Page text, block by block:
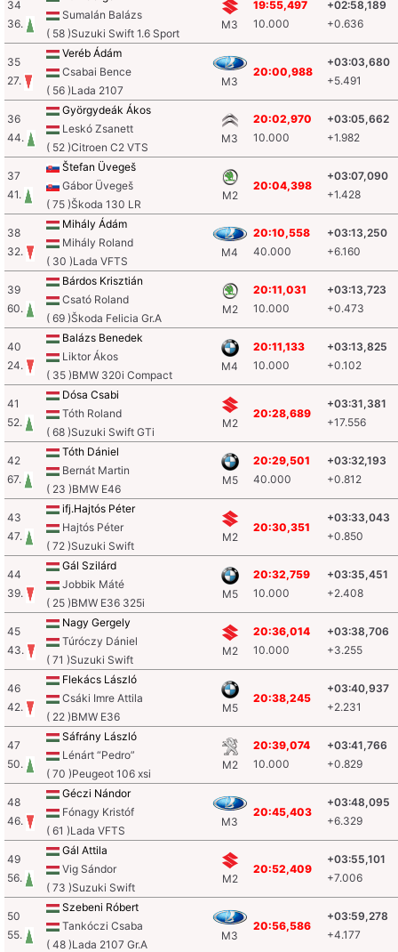
34
36.
Sumalán Balázs
( 58 )Suzuki Swift 1.6 Sport
M3
19:55,497
10.000
+02:58,189
+0.636
35
27.
Veréb Ádám
Csabai Bence
( 56 )Lada 2107
M3
20:00,988
+03:03,680
+5.491
36
44.
Györgydeák Ákos
Leskó Zsanett
( 52 )Citroen C2 VTS
M3
20:02,970
10.000
+03:05,662
+1.982
37
41.
Štefan Üvegeš
Gábor Üvegeš
( 75 )Škoda 130 LR
M2
20:04,398
+03:07,090
+1.428
38
32.
Mihály Ádám
Mihály Roland
( 30 )Lada VFTS
M4
20:10,558
40.000
+03:13,250
+6.160
39
60.
Bárdos Krisztián
Csató Roland
( 69 )Škoda Felicia Gr.A
M2
20:11,031
10.000
+03:13,723
+0.473
40
24.
Balázs Benedek
Liktor Ákos
( 35 )BMW 320i Compact
M4
20:11,133
10.000
+03:13,825
+0.102
41
52.
Dósa Csabi
Tóth Roland
( 68 )Suzuki Swift GTi
M2
20:28,689
+03:31,381
+17.556
42
67.
Tóth Dániel
Bernát Martin
( 23 )BMW E46
M5
20:29,501
40.000
+03:32,193
+0.812
43
47.
ifj.Hajtós Péter
Hajtós Péter
( 72 )Suzuki Swift
M2
20:30,351
+03:33,043
+0.850
44
39.
Gál Szilárd
Jobbik Máté
( 25 )BMW E36 325i
M5
20:32,759
10.000
+03:35,451
+2.408
45
43.
Nagy Gergely
Túróczy Dániel
( 71 )Suzuki Swift
M2
20:36,014
10.000
+03:38,706
+3.255
46
42.
Flekács László
Csáki Imre Attila
( 22 )BMW E36
M5
20:38,245
+03:40,937
+2.231
47
50.
Sáfrány László
Lénárt “Pedro”
( 70 )Peugeot 106 xsi
M2
20:39,074
10.000
+03:41,766
+0.829
48
46.
Géczi Nándor
Fónagy Kristóf
( 61 )Lada VFTS
M3
20:45,403
+03:48,095
+6.329
49
56.
Gál Attila
Vig Sándor
( 73 )Suzuki Swift
M2
20:52,409
+03:55,101
+7.006
50
55.
Szebeni Róbert
Tankóczi Csaba
( 48 )Lada 2107 Gr.A
M3
20:56,586
+03:59,278
+4.177